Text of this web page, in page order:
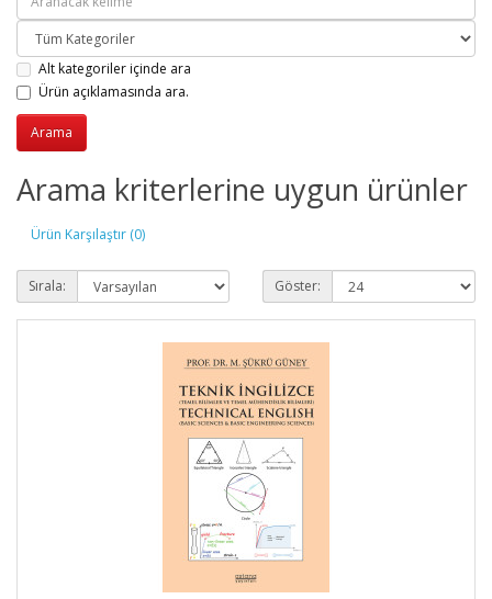
Alt kategoriler içinde ara
Ürün açıklamasında ara.
Arama kriterlerine uygun ürünler
Ürün Karşılaştır (0)
Sırala: Göster: